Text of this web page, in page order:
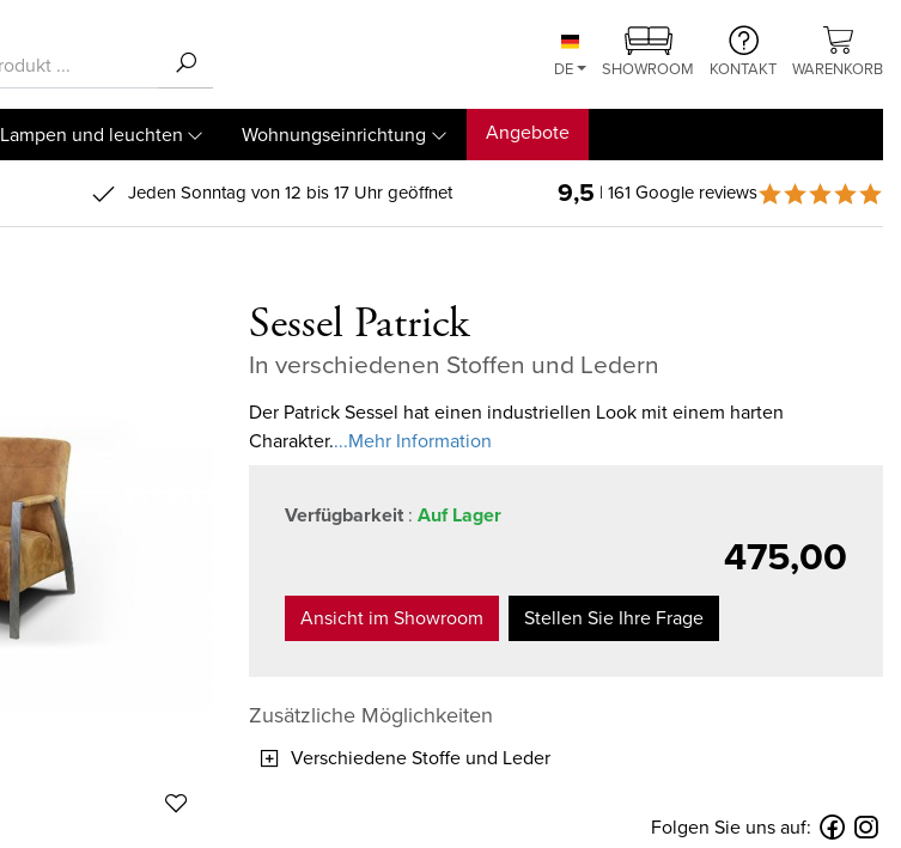
DE SHOWROOM KONTAKT WARENKORB
Lampen und leuchten Wohnungseinrichtung Angebote
Jeden Sonntag von 12 bis 17 Uhr geöffnet 9,5 | 161 Google reviews
Sessel Patrick
In verschiedenen Stoffen und Ledern
Der Patrick Sessel hat einen industriellen Look mit einem harten
Charakter....Mehr Information
Verfügbarkeit : Auf Lager
475,00
Ansicht im Showroom Stellen Sie Ihre Frage
Zusätzliche Möglichkeiten
Verschiedene Stoffe und Leder
Folgen Sie uns auf: